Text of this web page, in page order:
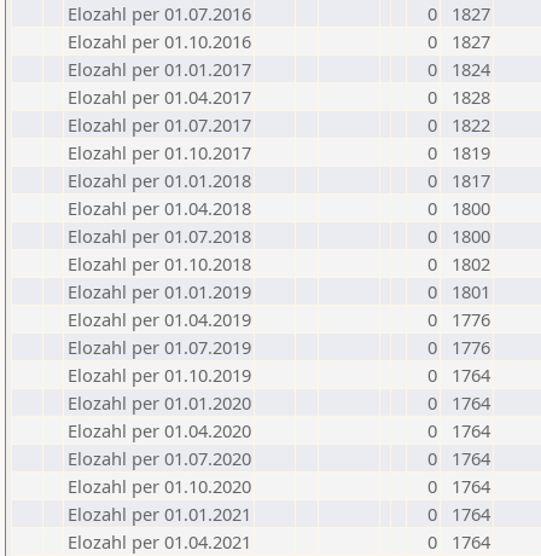
Elozahl per 01.07.2016
0
1827
Elozahl per 01.10.2016
0
1827
Elozahl per 01.01.2017
0
1824
Elozahl per 01.04.2017
0
1828
Elozahl per 01.07.2017
0
1822
Elozahl per 01.10.2017
0
1819
Elozahl per 01.01.2018
0
1817
Elozahl per 01.04.2018
0
1800
Elozahl per 01.07.2018
0
1800
Elozahl per 01.10.2018
0
1802
Elozahl per 01.01.2019
0
1801
Elozahl per 01.04.2019
0
1776
Elozahl per 01.07.2019
0
1776
Elozahl per 01.10.2019
0
1764
Elozahl per 01.01.2020
0
1764
Elozahl per 01.04.2020
0
1764
Elozahl per 01.07.2020
0
1764
Elozahl per 01.10.2020
0
1764
Elozahl per 01.01.2021
0
1764
Elozahl per 01.04.2021
0
1764